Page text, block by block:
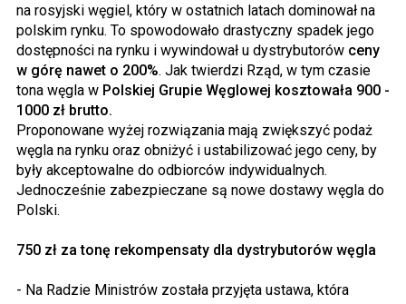
na rosyjski węgiel, który w ostatnich latach dominował na
polskim rynku. To spowodowało drastyczny spadek jego
dostępności na rynku i wywindował u dystrybutorów ceny
w górę nawet o 200%. Jak twierdzi Rząd, w tym czasie
tona węgla w Polskiej Grupie Węglowej kosztowała 900 -
1000 zł brutto.
Proponowane wyżej rozwiązania mają zwiększyć podaż
węgla na rynku oraz obniżyć i ustabilizować jego ceny, by
były akceptowalne do odbiorców indywidualnych.
Jednocześnie zabezpieczane są nowe dostawy węgla do
Polski.
750 zł za tonę rekompensaty dla dystrybutorów węgla
- Na Radzie Ministrów została przyjęta ustawa, która